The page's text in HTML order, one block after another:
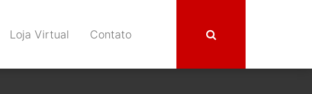
Loja Virtual Contato